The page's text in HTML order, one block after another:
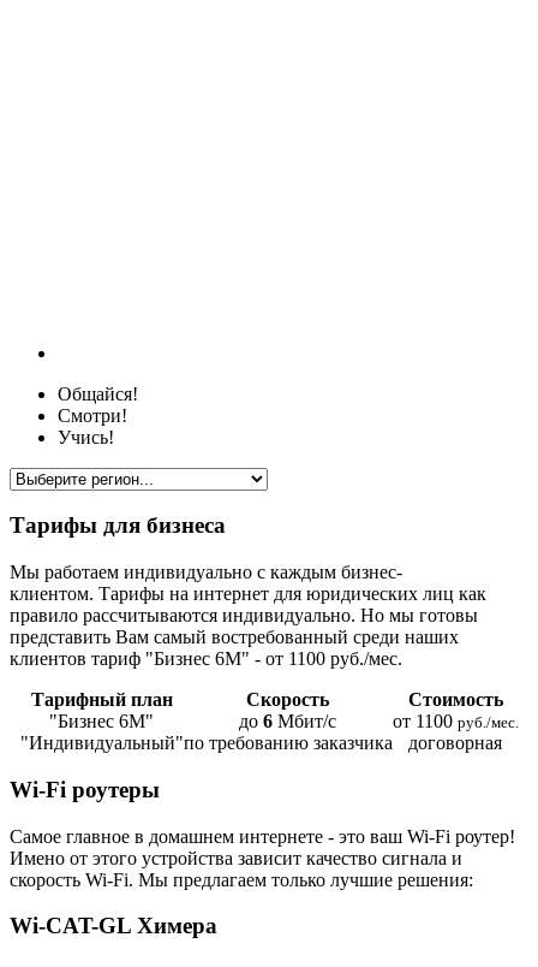
Общайся!
Смотри!
Учись!
Тарифы для бизнеса
Мы работаем индивидуально с каждым бизнес-
клиентом. Тарифы на интернет для юридических лиц как
правило рассчитываются индивидуально. Но мы готовы
представить Вам самый востребованный среди наших
клиентов тариф "Бизнес 6М" - от 1100 руб./мес.
Тарифный план
Скорость
Стоимость
"Бизнес 6М"
до 6 Мбит/с от 1100 руб./мес.
"Индивидуальный"по требованию заказчика договорная
Wi-Fi роутеры
Самое главное в домашнем интернете - это ваш Wi-Fi роутер!
Имено от этого устройства зависит качество сигнала и
скорость Wi-Fi. Мы предлагаем только лучшие решения:
Wi-CAT-GL Химера